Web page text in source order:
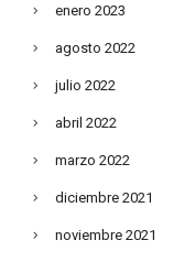
enero 2023
agosto 2022
julio 2022
abril 2022
marzo 2022
diciembre 2021
noviembre 2021